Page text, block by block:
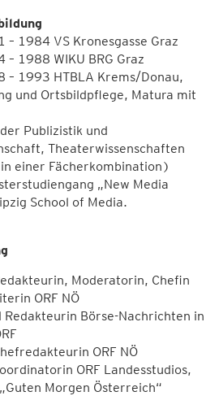
– 1984 VS Kronesgasse Graz
– 1988 WIKU BRG Graz
– 1993 HTBLA Krems/Donau,
und Ortsbildpflege, Matura mit
Publizistik und
Theaterwissenschaften
einer Fächerkombination)
„New Media
School of Media.
Moderatorin, Chefin
ORF NÖ
Börse-Nachrichten in
ORF NÖ
ORF Landesstudios,
Morgen Österreich“